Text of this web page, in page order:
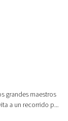
grandes maestros
a un recorrido p...